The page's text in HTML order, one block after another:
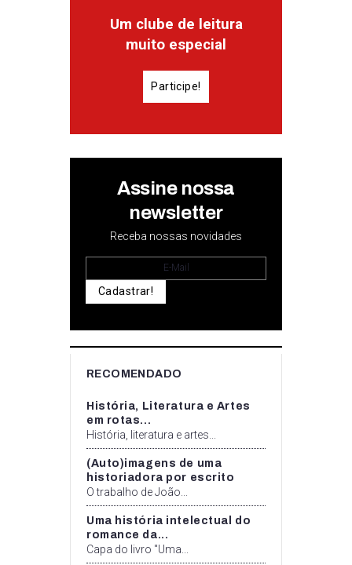
Um clube de leitura
muito especial
Participe!
Assine nossa
newsletter
Receba nossas novidades
Cadastrar!
RECOMENDADO
História, Literatura e Artes
em rotas...
História, literatura e artes...
(Auto)imagens de uma
historiadora por escrito
O trabalho de João...
Uma história intelectual do
romance da...
Capa do livro "Uma...